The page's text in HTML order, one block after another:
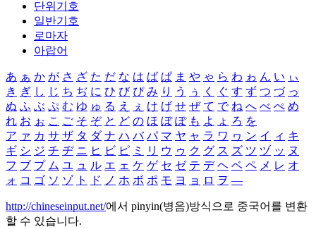
단위기호
일반기호
로마자
아랍어
あ ぁ か が さ ざ た だ な は ば ぱ ま や ゃ ら わ ゎ ん い ぃ
き ぎ し じ ち ぢ に ひ び ぴ み り う ぅ く ぐ す ず つ づ っ
ぬ ふ ぶ ぷ む ゆ ゅ る え ぇ け げ せ ぜ て で ね へ べ ぺ め
れ お ぉ こ ご そ ぞ と ど の ほ ぼ ぽ も よ ょ ろ を
ア ァ カ サ ザ タ ダ ナ ハ バ パ マ ヤ ャ ラ ワ ヮ ン イ ィ キ
ギ シ ジ チ ヂ ニ ヒ ビ ピ ミ リ ウ ゥ ク グ ス ズ ツ ヅ ッ ヌ
フ ブ プ ム ユ ュ ル エ ェ ケ ゲ セ ゼ テ デ ヘ ベ ペ メ レ オ
ォ コ ゴ ソ ゾ ト ド ノ ホ ボ ポ モ ヨ ョ ロ ヲ ―
http://chineseinput.net/에서 pinyin(병음)방식으로 중국어를 변환
할 수 있습니다.